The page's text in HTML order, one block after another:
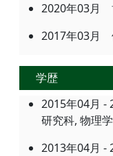
2020年03月
2017年03月
学歴
2015年04月 -
研究科, 物理
2013年04月 -